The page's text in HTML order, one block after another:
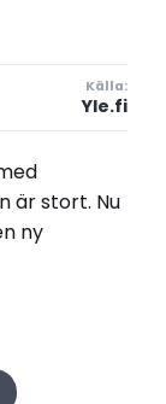
Källa:
Yle.fi
är stort. Nu
ny